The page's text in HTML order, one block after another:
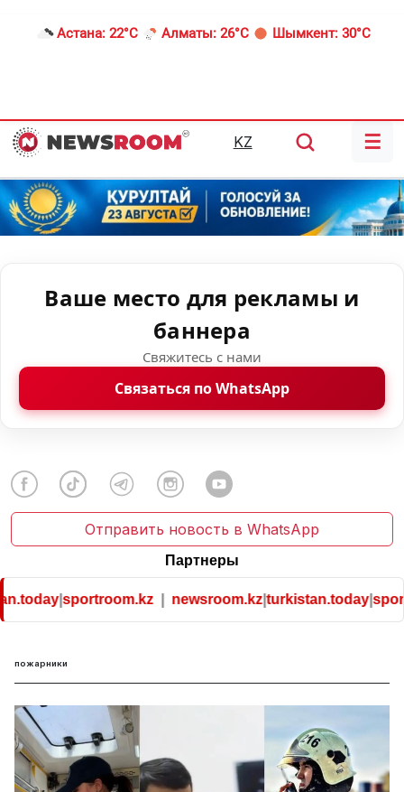
Астана: 22°C Алматы: 26°C Шымкент: 30°C
KZ ☰
Ваше место для рекламы и
баннера
Свяжитесь с нами
Связаться по WhatsApp
Отправить новость в WhatsApp
Партнеры
|sportroom.kz| newsroom.kz|turkistan.today|
пожарники